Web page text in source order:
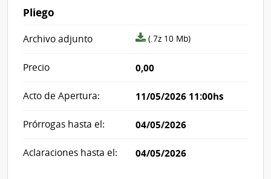
Pliego
Archivo adjunto
archivo
(.7z 10 Mb)
Precio 0,00
Acto de Apertura: 11/05/2026 11:00hs
Prórrogas hasta el: 04/05/2026
Aclaraciones hasta el: 04/05/2026